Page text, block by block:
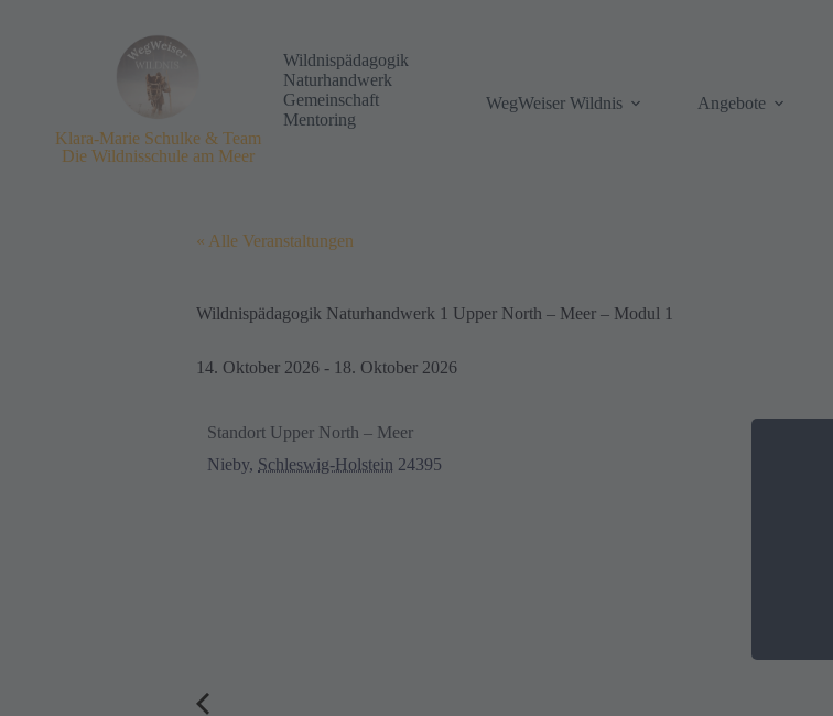
Klara-Marie Schulke & Team
Die Wildnisschule am Meer
Wildnispädagogik
Naturhandwerk
Gemeinschaft
Mentoring
WegWeiser Wildnis Angebote
« Alle Veranstaltungen
Wildnispädagogik Naturhandwerk 1 Upper North – Meer – Modul 1
14. Oktober 2026 - 18. Oktober 2026
Standort Upper North – Meer
Nieby, Schleswig-Holstein 24395